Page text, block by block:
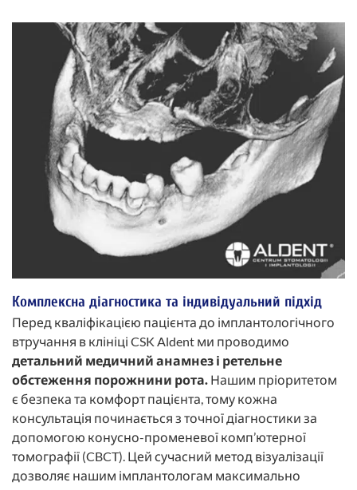
Комплексна діагностика та індивідуальний підхід
Перед кваліфікацією пацієнта до імплантологічного
втручання в клініці CSK Aldent ми проводимо
детальний медичний анамнез і ретельне
обстеження порожнини рота. Нашим пріоритетом
є безпека та комфорт пацієнта, тому кожна
консультація починається з точної діагностики за
допомогою конусно-променевої комп’ютерної
томографії (CBCT). Цей сучасний метод візуалізації
дозволяє нашим імплантологам максимально